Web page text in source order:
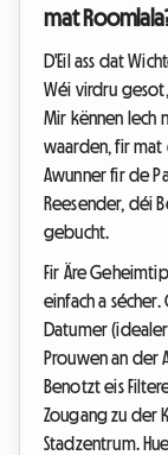
mat
D'Eil ass dat
Wéi virdru gesot,
Mir kënnen Iech
waarden, fir mat
Awunner fir de
Reesender, déi
gebucht.
Fir Äre
einfach a sécher.
Datumer
Prouwen an der
Benotzt eis
Zougang zu der
Stadzentrum.